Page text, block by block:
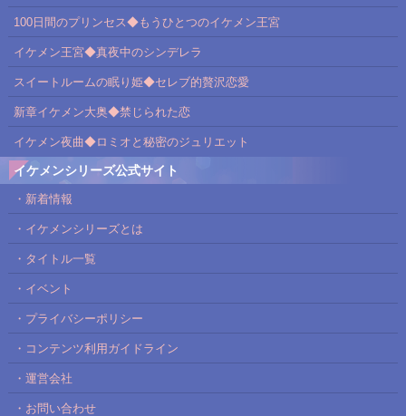
100日間のプリンセス◆もうひとつのイケメン王宮
イケメン王宮◆真夜中のシンデレラ
スイートルームの眠り姫◆セレブ的贅沢恋愛
新章イケメン大奥◆禁じられた恋
イケメン夜曲◆ロミオと秘密のジュリエット
イケメンシリーズ公式サイト
・新着情報
・イケメンシリーズとは
・タイトル一覧
・イベント
・プライバシーポリシー
・コンテンツ利用ガイドライン
・運営会社
・お問い合わせ